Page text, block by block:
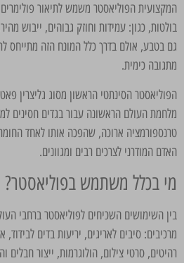
המקצועית הפוליאסטר משמש לתיאור
בולטות, כגון: עמידות וחוזק גבוהים, ייבוש
גם בטבע, אולם בדרך כלל המונח הזה מתייחס
מתגובה כימית.
הפוליאסטר הסינתטי הראשון מסוג גליצרין
מלחמת העולם הראשונה עבור בגדים חסינים
טרנספורמציה ארוכה, שהפכה אותו לאחד
האדם המודרני לצרכים רבים ומגוונים.
מי בכלל משתמש בפוליאסטר?
בין השימושים השכיחים לפוליאסטר ברחבי
מרכיבים: סיבים לאריגים, יריעות בדים
רהיטים, סרטי צילום, הולוגרמות, ייצור חבלים